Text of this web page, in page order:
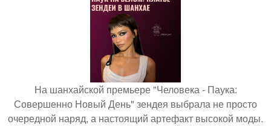
На шанхайской премьере "Человека - Паука:
Совершенно Новый День" зендея выбрала не просто
очередной наряд, а настоящий артефакт высокой моды.